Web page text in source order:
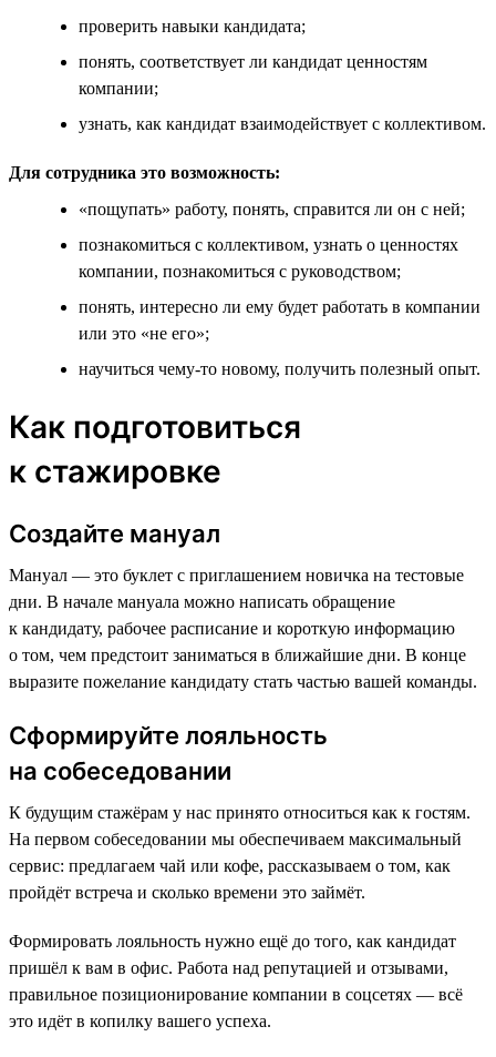
проверить навыки кандидата;
понять, соответствует ли кандидат ценностям
компании;
узнать, как кандидат взаимодействует с коллективом.
Для сотрудника это возможность:
«пощупать» работу, понять, справится ли он с ней;
познакомиться с коллективом, узнать о ценностях
компании, познакомиться с руководством;
понять, интересно ли ему будет работать в компании
или это «не его»;
научиться чему-то новому, получить полезный опыт.
Как подготовиться
к стажировке
Создайте мануал
Мануал — это буклет с приглашением новичка на тестовые
дни. В начале мануала можно написать обращение
к кандидату, рабочее расписание и короткую информацию
о том, чем предстоит заниматься в ближайшие дни. В конце
выразите пожелание кандидату стать частью вашей команды.
Сформируйте лояльность
на собеседовании
К будущим стажёрам у нас принято относиться как к гостям.
На первом собеседовании мы обеспечиваем максимальный
сервис: предлагаем чай или кофе, рассказываем о том, как
пройдёт встреча и сколько времени это займёт.
Формировать лояльность нужно ещё до того, как кандидат
пришёл к вам в офис. Работа над репутацией и отзывами,
правильное позиционирование компании в соцсетях — всё
это идёт в копилку вашего успеха.